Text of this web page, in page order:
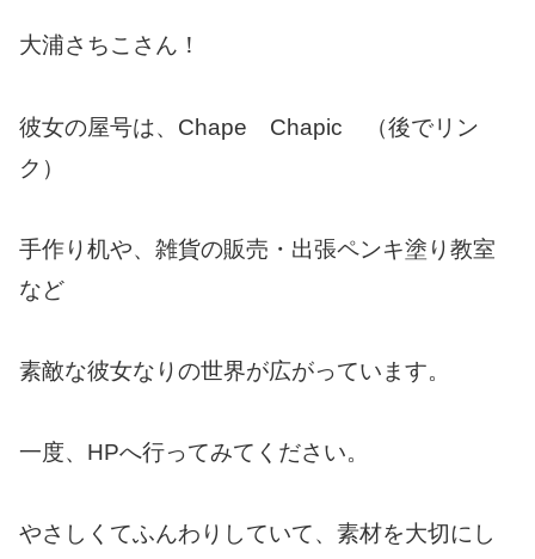
大浦さちこさん！
彼女の屋号は、Chape Chapic （後でリン
ク）
手作り机や、雑貨の販売・出張ペンキ塗り教室
など
素敵な彼女なりの世界が広がっています。
一度、HPへ行ってみてください。
やさしくてふんわりしていて、素材を大切にし